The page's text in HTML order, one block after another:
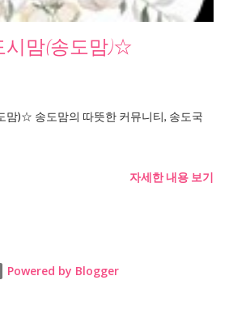
맘(송도맘)☆
)☆ 송도맘의 따뜻한 커뮤니티, 송도국
자세한 내용 보기
Powered by Blogger